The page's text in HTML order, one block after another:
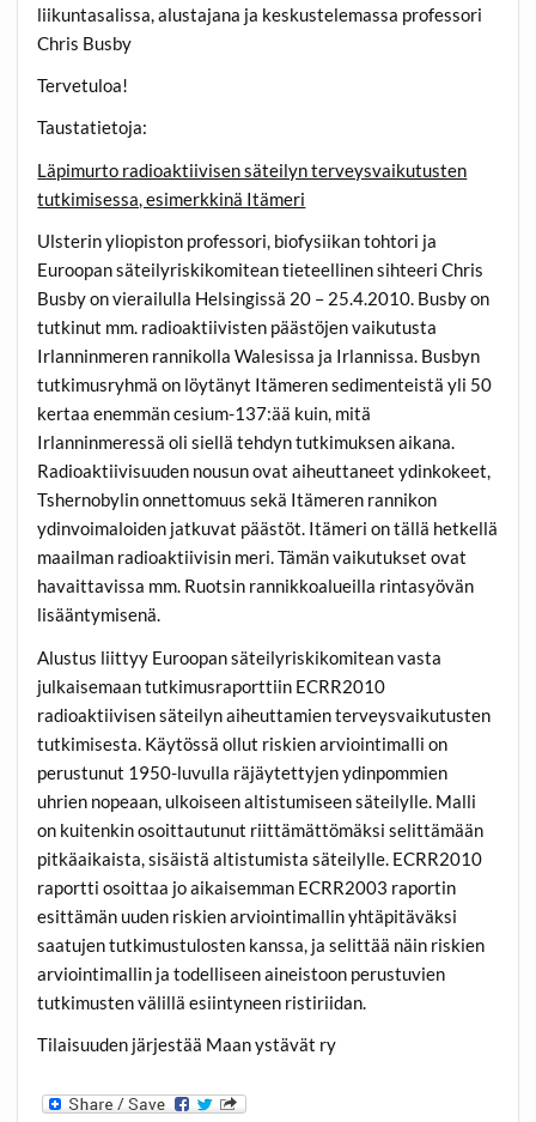
liikuntasalissa, alustajana ja keskustelemassa professori
Chris Busby
Tervetuloa!
Taustatietoja:
Läpimurto radioaktiivisen säteilyn terveysvaikutusten
tutkimisessa, esimerkkinä Itämeri
Ulsterin yliopiston professori, biofysiikan tohtori ja
Euroopan säteilyriskikomitean tieteellinen sihteeri Chris
Busby on vierailulla Helsingissä 20 – 25.4.2010. Busby on
tutkinut mm. radioaktiivisten päästöjen vaikutusta
Irlanninmeren rannikolla Walesissa ja Irlannissa. Busbyn
tutkimusryhmä on löytänyt Itämeren sedimenteistä yli 50
kertaa enemmän cesium-137:ää kuin, mitä
Irlanninmeressä oli siellä tehdyn tutkimuksen aikana.
Radioaktiivisuuden nousun ovat aiheuttaneet ydinkokeet,
Tshernobylin onnettomuus sekä Itämeren rannikon
ydinvoimaloiden jatkuvat päästöt. Itämeri on tällä hetkellä
maailman radioaktiivisin meri. Tämän vaikutukset ovat
havaittavissa mm. Ruotsin rannikkoalueilla rintasyövän
lisääntymisenä.
Alustus liittyy Euroopan säteilyriskikomitean vasta
julkaisemaan tutkimusraporttiin ECRR2010
radioaktiivisen säteilyn aiheuttamien terveysvaikutusten
tutkimisesta. Käytössä ollut riskien arviointimalli on
perustunut 1950-luvulla räjäytettyjen ydinpommien
uhrien nopeaan, ulkoiseen altistumiseen säteilylle. Malli
on kuitenkin osoittautunut riittämättömäksi selittämään
pitkäaikaista, sisäistä altistumista säteilylle. ECRR2010
raportti osoittaa jo aikaisemman ECRR2003 raportin
esittämän uuden riskien arviointimallin yhtäpitäväksi
saatujen tutkimustulosten kanssa, ja selittää näin riskien
arviointimallin ja todelliseen aineistoon perustuvien
tutkimusten välillä esiintyneen ristiriidan.
Tilaisuuden järjestää Maan ystävät ry